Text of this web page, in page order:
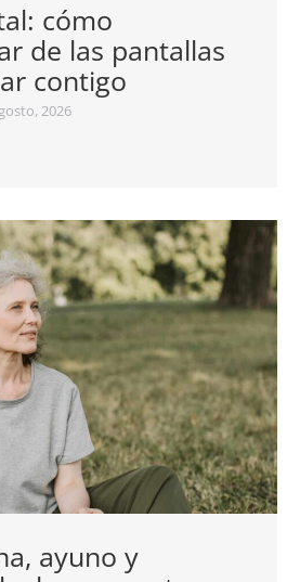
cómo
de las pantallas
contigo
2026
ayuno y